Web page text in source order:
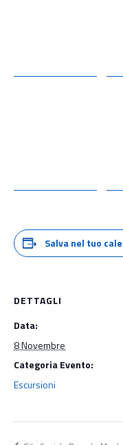
Salva nel tuo
DETTAGLI
Data:
8 Novembre
Categoria Evento:
Escursioni